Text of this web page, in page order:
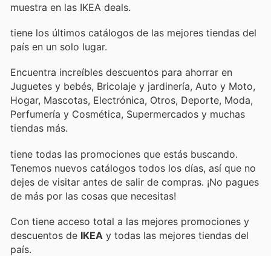
muestra en las IKEA deals.
tiene los últimos catálogos de las mejores tiendas del
país en un solo lugar.
Encuentra increíbles descuentos para ahorrar en
Juguetes y bebés, Bricolaje y jardinería, Auto y Moto,
Hogar, Mascotas, Electrónica, Otros, Deporte, Moda,
Perfumería y Cosmética, Supermercados y muchas
tiendas más.
tiene todas las promociones que estás buscando.
Tenemos nuevos catálogos todos los días, así que no
dejes de visitar antes de salir de compras. ¡No pagues
de más por las cosas que necesitas!
Con tiene acceso total a las mejores promociones y
descuentos de IKEA y todas las mejores tiendas del
país.